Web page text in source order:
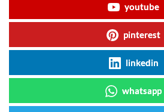
youtube
pinterest
linkedin
whatsapp